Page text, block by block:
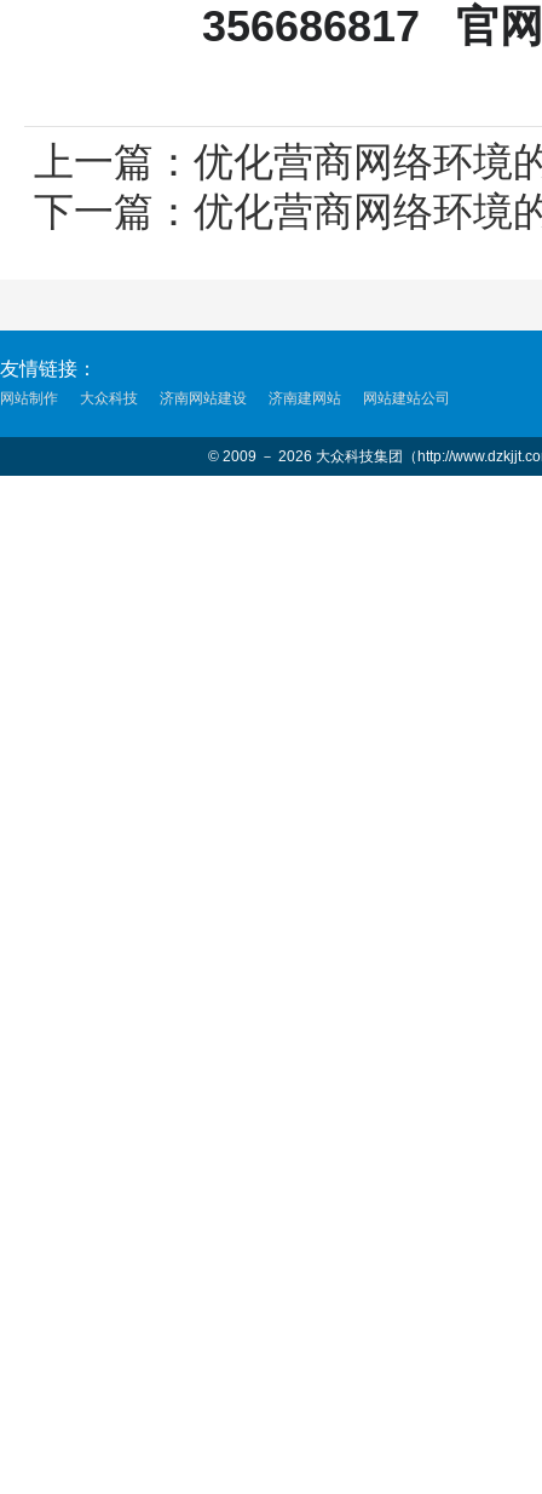
356686817 官
上一篇： 优化营商网络环境
下一篇： 优化营商网络环境
友情链接：
网站制作 大众科技 济南网站建设 济南建网站 网站建站公司
© 2009 － 2026 大众科技集团（http://